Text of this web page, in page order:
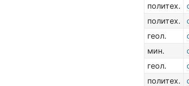
политех.
политех.
геол.
мин.
геол.
политех.